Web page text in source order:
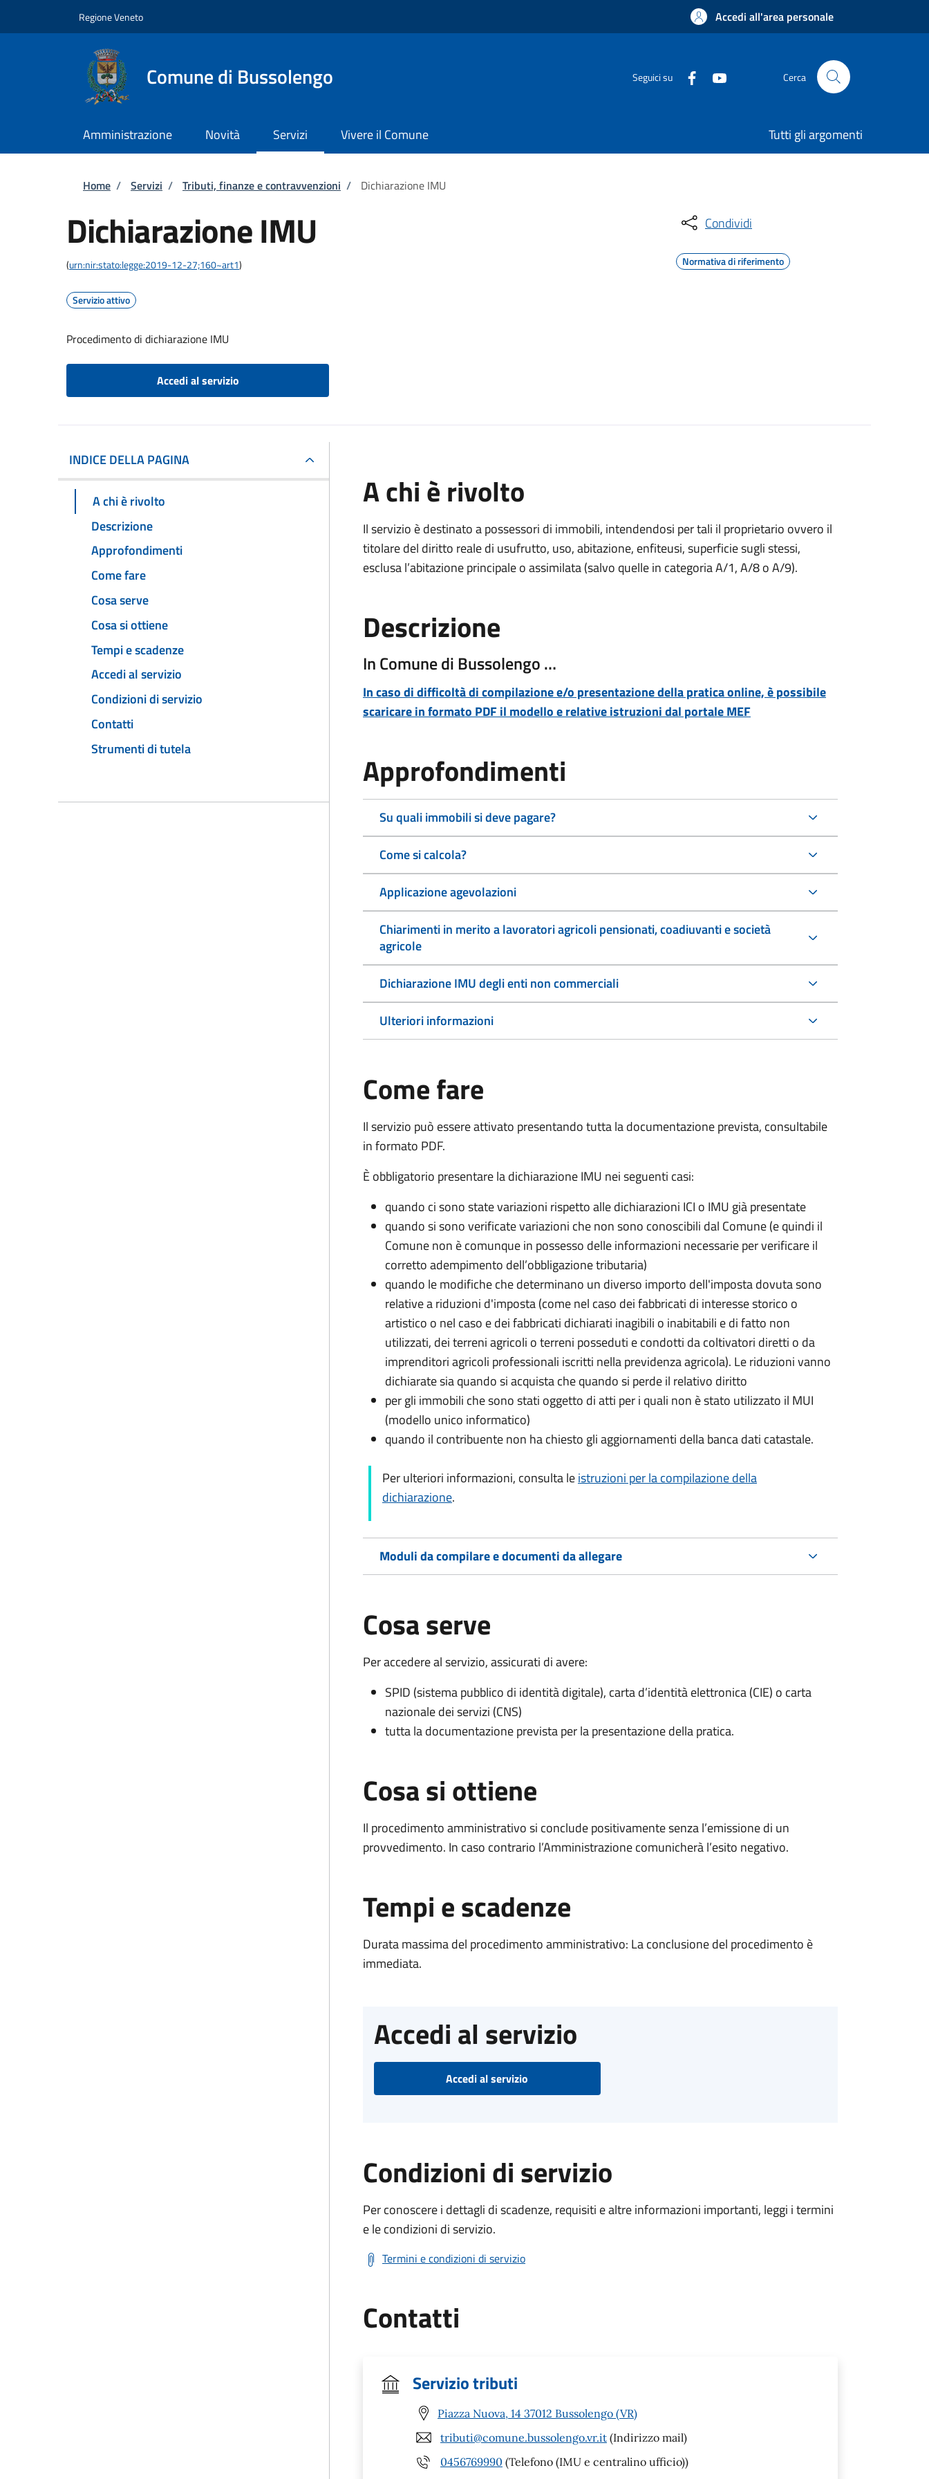
Regione Veneto Accedi all'area personale
Comune di Bussolengo Seguici su Cerca
Amministrazione Novità Servizi Vivere il Comune Tutti gli argomenti
Briciole di pane
Home / Servizi / Tributi, finanze e contravvenzioni / Dichiarazione IMU
Dichiarazione IMU
(urn:nir:stato:legge:2019-12-27;160~art1)
Servizio attivo
Procedimento di dichiarazione IMU
Accedi al servizio
Condividi
Normativa di riferimento
INDICE DELLA PAGINA
A chi è rivolto
Descrizione
Approfondimenti
Come fare
Cosa serve
Cosa si ottiene
Tempi e scadenze
Accedi al servizio
Condizioni di servizio
Contatti
Strumenti di tutela
A chi è rivolto
Il servizio è destinato apossessori di immobili, intendendosi per tali il proprietario ovvero il
titolare del diritto reale di usufrutto, uso, abitazione, enfiteusi, superficie sugli stessi,
esclusa l’abitazione principale o assimilata (salvo quelle in categoria A/1, A/8 o A/9).
Descrizione
In Comune di Bussolengo …
In caso di difficoltà di compilazione e/o presentazione della pratica online, è possibile
scaricare in formato PDF il modello e relative istruzioni dal portale MEF
Approfondimenti
Su quali immobili si deve pagare?
Come si calcola?
Applicazione agevolazioni
Chiarimenti in merito a lavoratori agricoli pensionati, coadiuvanti e società
agricole
Dichiarazione IMU degli enti non commerciali
Ulteriori informazioni
Come fare
Il servizio può essere attivato presentando tutta la documentazione prevista, consultabile
in formato PDF.
È obbligatorio presentare la dichiarazione IMU nei seguenti casi:
quando ci sono state variazioni rispetto alle dichiarazioni ICI o IMU già presentate
quando si sono verificate variazioni che non sono conoscibili dal Comune (e quindi il
Comune non è comunque in possesso delle informazioni necessarie per verificare il
corretto adempimento dell’obbligazione tributaria)
quando le modifiche che determinano un diverso importo dell'imposta dovuta sono
relative a riduzioni d'imposta (come nel caso dei fabbricati di interesse storico o
artistico o nel caso e dei fabbricati dichiarati inagibili o inabitabili e di fatto non
utilizzati, dei terreni agricoli o terreni posseduti e condotti da coltivatori diretti o da
imprenditori agricoli professionali iscritti nella previdenza agricola). Le riduzioni vanno
dichiarate sia quando si acquista che quando si perde il relativo diritto
per gli immobili che sono stati oggetto di atti per i quali non è stato utilizzato il MUI
(modello unico informatico)
quando il contribuente non ha chiesto gli aggiornamenti della banca dati catastale.
Per ulteriori informazioni, consulta leistruzioni per la compilazione della
dichiarazione.
Moduli da compilare e documenti da allegare
Cosa serve
Per accedere al servizio, assicurati di avere:
SPID (sistema pubblico di identità digitale), carta d’identità elettronica (CIE) o carta
nazionale dei servizi (CNS)
tutta la documentazione prevista per la presentazione della pratica.
Cosa si ottiene
Il procedimento amministrativo si conclude positivamente senza l’emissione di un
provvedimento. In caso contrario l’Amministrazione comunicherà l’esito negativo.
Tempi e scadenze
Durata massima del procedimento amministrativo: La conclusione del procedimento è
immediata.
Accedi al servizio
Accedi al servizio
Condizioni di servizio
Per conoscere i dettagli di scadenze, requisiti e altre informazioni importanti, leggi i termini
e le condizioni di servizio.
Termini e condizioni di servizio
Contatti
Servizio tributi
Piazza Nuova, 14 37012 Bussolengo (VR)
tributi@comune.bussolengo.vr.it (Indirizzo mail)
0456769990 (Telefono (IMU e centralino ufficio))